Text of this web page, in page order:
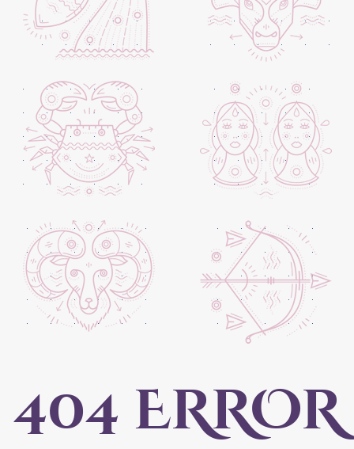
404 ERROR